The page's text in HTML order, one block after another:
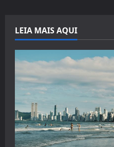
LEIA MAIS AQUI